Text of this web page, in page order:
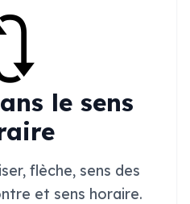
le sens
flèche, sens des
et sens horaire.